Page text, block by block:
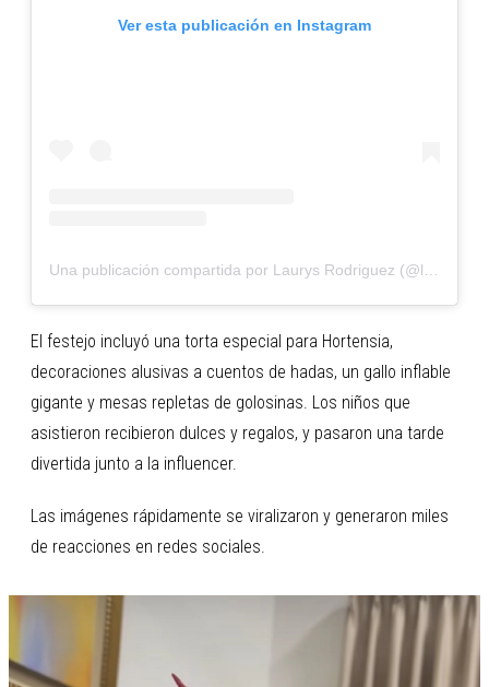
Ver esta publicación en Instagram
El festejo incluyó una torta especial para Hortensia,
decoraciones alusivas a cuentos de hadas, un gallo inflable
gigante y mesas repletas de golosinas. Los niños que
asistieron recibieron dulces y regalos, y pasaron una tarde
divertida junto a la influencer.
Las imágenes rápidamente se viralizaron y generaron miles
de reacciones en redes sociales.